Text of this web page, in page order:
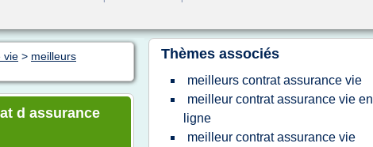
vie > meilleurs
d assurance
Thèmes associés
meilleurs contrat assurance vie
meilleur contrat assurance vie en
ligne
meilleur contrat assurance vie